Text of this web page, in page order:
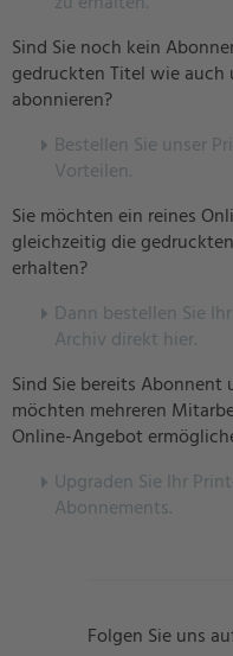
Sind Sie noch kein
gedruckten Titel wie auch
abonnieren?
Bestellen Sie unser
Vorteilen.
Sie möchten ein reines
gleichzeitig die
erhalten?
Dann bestellen Sie
Archiv direkt hier.
Sind Sie bereits Abonnent
möchten mehreren
Online-Angebot
Upgraden Sie Ihr
Abonnements.
Folgen Sie uns